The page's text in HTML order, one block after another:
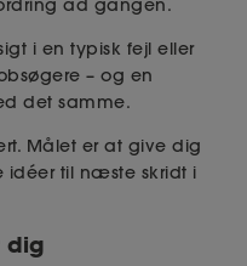
ad gangen.
i en typisk fejl eller
– og en
det samme.
Målet er at give dig
idéer til næste skridt i
dig